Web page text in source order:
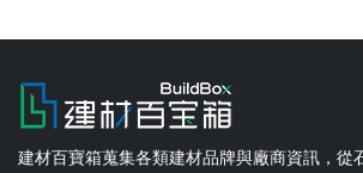
建材百寶箱蒐集各類建材品牌與廠商資訊，從